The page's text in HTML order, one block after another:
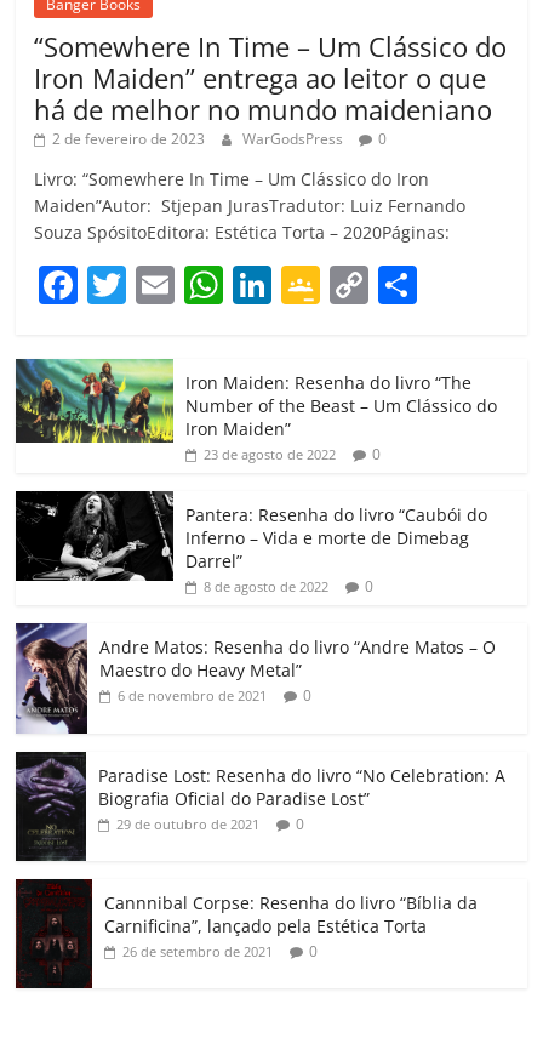
Banger Books
“Somewhere In Time – Um Clássico do
Iron Maiden” entrega ao leitor o que
há de melhor no mundo maideniano
2 de fevereiro de 2023 WarGodsPress 0
Livro: “Somewhere In Time – Um Clássico do Iron
Maiden”Autor: Stjepan JurasTradutor: Luiz Fernando
Souza SpósitoEditora: Estética Torta – 2020Páginas:
F
c
e
b
o
o
k
T
itt
er
E W
at
s
A
p
Li
e
dI
G
gl
e
Cl
a
ss
ro
o
C
p
y
Li
k
m
p
h
ar
Iron Maiden: Resenha do livro “The
Number of the Beast – Um Clássico do
Iron Maiden”
23 de agosto de 2022 0
Pantera: Resenha do livro “Caubói do
Inferno – Vida e morte de Dimebag
Darrel”
8 de agosto de 2022 0
Andre Matos: Resenha do livro “Andre Matos – O
Maestro do Heavy Metal”
6 de novembro de 2021 0
Paradise Lost: Resenha do livro “No Celebration: A
Biografia Oficial do Paradise Lost”
29 de outubro de 2021 0
Cannnibal Corpse: Resenha do livro “Bíblia da
Carnificina”, lançado pela Estética Torta
26 de setembro de 2021 0